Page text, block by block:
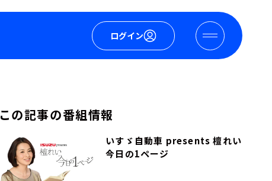
ログイン
この記事の番組情報
いすゞ自動車 presents 檀れい
今日の1ページ